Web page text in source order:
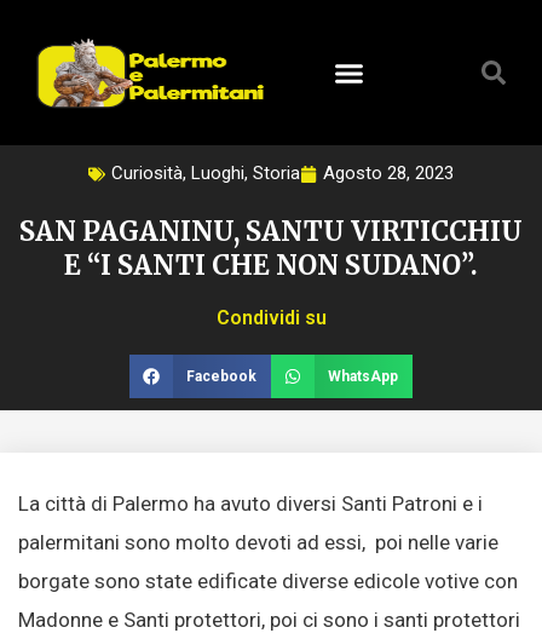
contenuto
Curiosità, Luoghi, Storia Agosto 28, 2023
SAN PAGANINU, SANTU VIRTICCHIU
E “I SANTI CHE NON SUDANO”.
Condividi su
Facebook WhatsApp
La città di Palermo ha avuto diversi Santi Patroni e i
palermitani sono molto devoti ad essi, poi nelle varie
borgate sono state edificate diverse edicole votive con
Madonne e Santi protettori, poi ci sono i santi protettori